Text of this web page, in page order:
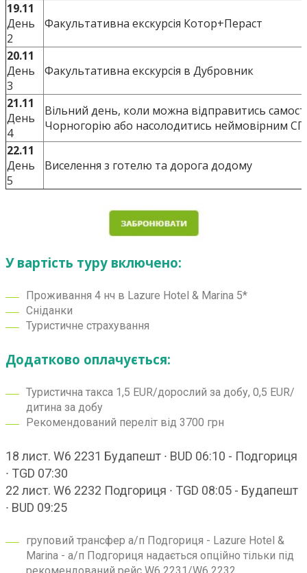
19.11
День
2
Факультативна екскурсія Котор+Пераст
20.11
День
3
Факультативна екскурсія в Дубровник
21.11
День
4
Вільний день, коли можна відправитись
Чорногорію або насолодитись неймовірним
22.11
День
5
Виселення з готелю та дорога додому
У вартість туру включено:
Проживання 4 нч в Lazure Hotel & Marina 5*
Сніданки
Туристичне страхування
Додатково оплачується:
Туристична такса 1,5 EUR/дорослий за добу, 0,5 EUR/
дитина за добу
Рекомендований переліт від 3700 грн
18 лист. W6 2231 Будапешт ∙ BUD 06:10 - Подгориця
∙ TGD 07:30
22 лист. W6 2232 Подгориця ∙ TGD 08:05 - Будапешт
∙ BUD 09:25
груповий трансфер а/п Подгориця - Lazure Hotel &
Marina - а/п Подгориця надається опційно тільки під